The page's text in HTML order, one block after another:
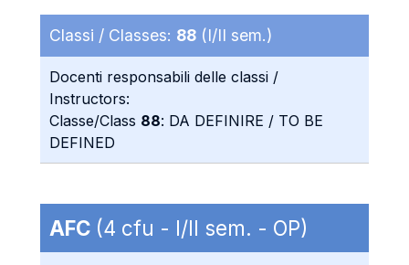
Classi / Classes: 88 (I/II sem.)
Docenti responsabili delle classi /
Instructors:
Classe/Class 88: DA DEFINIRE / TO BE
DEFINED
AFC (4 cfu - I/II sem. - OP)